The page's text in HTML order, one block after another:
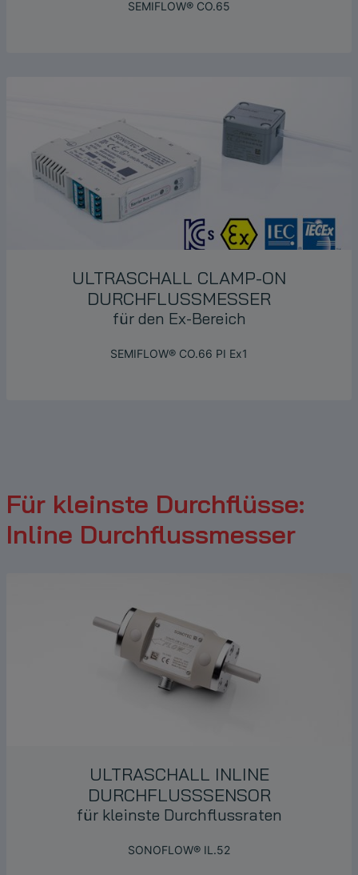
SEMIFLOW® CO.65
ULTRASCHALL CLAMP-ON
DURCHFLUSSMESSER
für den Ex-Bereich
SEMIFLOW® CO.66 PI Ex1
Für kleinste Durchflüsse:
Inline Durchflussmesser
ULTRASCHALL INLINE
DURCHFLUSSSENSOR
für kleinste Durchflussraten
SONOFLOW® IL.52